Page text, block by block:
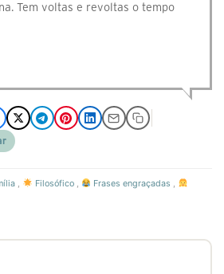
Tem voltas e revoltas o tempo
, Filosófico, Frases engraçadas ,